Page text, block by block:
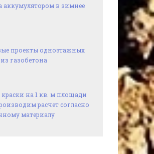
аккумулятором в зимнее
проекты одноэтажных
газобетона
краски на 1 кв. м площади
расчет согласно
материалу